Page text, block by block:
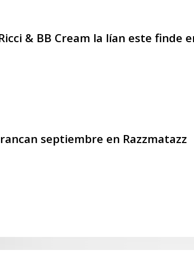
& BB Cream la lían este finde
septiembre en Razzmatazz